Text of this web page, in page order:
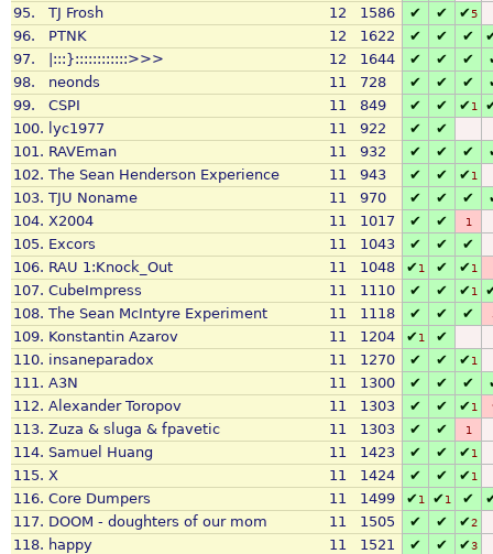
95.
TJ Frosh 12 1586 ✔ ✔ ✔5
96. PTNK 12 1622 ✔ ✔ ✔
97.
|:::}::::::::::::>>> 12 1644 ✔ ✔ ✔
98.
neonds 11 728 ✔ ✔ ✔
99.
CSPI 11 849 ✔ ✔ ✔1
100. lyc1977 11 922 ✔
✔
101. RAVEman 11 932 ✔ ✔ ✔
102. The Sean Henderson Experience 11 943 ✔ ✔ ✔1
103. TJU Noname 11 970 ✔ ✔ ✔
104. X2004 11 1017 ✔ ✔ 1
105. Excors 11 1043 ✔ ✔
✔
106. RAU 1:Knock_Out 11 1048 ✔1 ✔ ✔1
107. CubeImpress 11 1110 ✔ ✔ ✔1
108. The Sean McIntyre Experiment 11 1118 ✔ ✔ ✔
109. Konstantin Azarov 11 1204 ✔1
✔
110. insaneparadox 11 1270 ✔ ✔ ✔1
111. A3N 11 1300 ✔ ✔ ✔
112. Alexander Toropov 11 1303 ✔ ✔ ✔1
113. Zuza & sluga & fpavetic 11 1303 ✔ ✔ 1
114. Samuel Huang 11 1423 ✔ ✔ ✔1
115. X 11 1424 ✔ ✔ ✔1
116. Core Dumpers 11 1499 ✔1 ✔1 ✔
117. DOOM - doughters of our mom 11 1505 ✔ ✔ ✔2
118. happy 11 1521 ✔ ✔ ✔3